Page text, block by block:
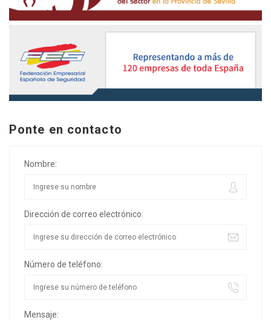
Ponte en contacto
Nombre:
Dirección de correo electrónico:
Número de teléfono:
Mensaje: